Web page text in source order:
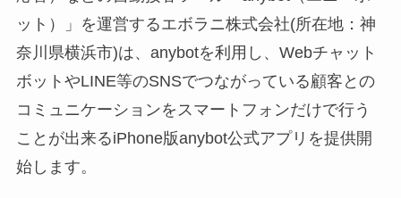
ット）」を運営するエボラニ株式会社(所在地：神
奈川県横浜市)は、anybotを利用し、Webチャット
ボットやLINE等のSNSでつながっている顧客との
コミュニケーションをスマートフォンだけで行う
ことが出来るiPhone版anybot公式アプリを提供開
始します。